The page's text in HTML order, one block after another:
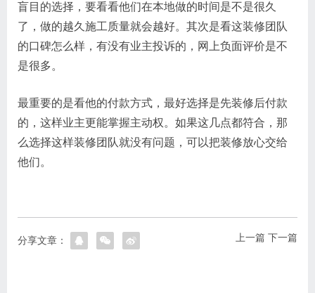
盲目的选择，要看看他们在本地做的时间是不是很久
了，做的越久施工质量就会越好。其次是看这装修团队
的口碑怎么样，有没有业主投诉的，网上负面评价是不
是很多。
最重要的是看他的付款方式，最好选择是先装修后付款
的，这样业主更能掌握主动权。如果这几点都符合，那
么选择这样装修团队就没有问题，可以把装修放心交给
他们。
上一篇 下一篇
分享文章：